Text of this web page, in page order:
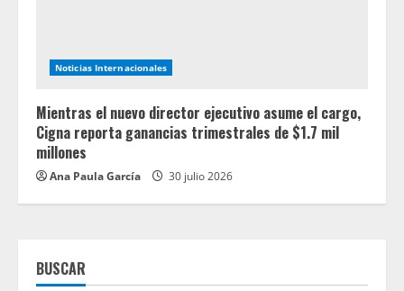
Noticias Internacionales
Mientras el nuevo director ejecutivo asume el cargo,
Cigna reporta ganancias trimestrales de $1.7 mil
millones
Ana Paula García 30 julio 2026
BUSCAR